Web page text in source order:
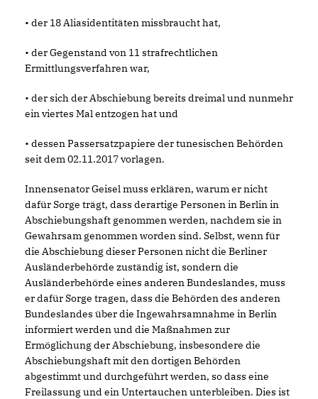
• der 18 Aliasidentitäten missbraucht hat,
• der Gegenstand von 11 strafrechtlichen
Ermittlungsverfahren war,
• der sich der Abschiebung bereits dreimal und nunmehr
ein viertes Mal entzogen hatund
• dessen Passersatzpapiere der tunesischen Behörden
seit dem 02.11.2017 vorlagen.
Innensenator Geisel muss erklären, warum er nicht
dafür Sorge trägt, dass derartige Personen in Berlin in
Abschiebungshaft genommen werden, nachdem sie in
Gewahrsam genommen worden sind. Selbst, wenn für
die Abschiebung dieser Personen nicht die Berliner
Ausländerbehörde zuständig ist, sondern die
Ausländerbehörde eines anderen Bundeslandes, muss
er dafür Sorge tragen, dass die Behörden des anderen
Bundeslandes über die Ingewahrsamnahme in Berlin
informiert werden und die Maßnahmen zur
Ermöglichung der Abschiebung, insbesondere die
Abschiebungshaft mit den dortigen Behörden
abgestimmt und durchgeführt werden, so dass eine
Freilassung und ein Untertauchen unterbleiben. Dies ist